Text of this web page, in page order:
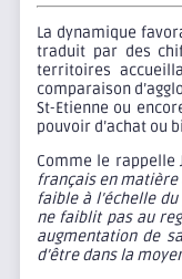
La dynamique
traduit par des
territoires
comparaison
St-Etienne ou
pouvoir d’achat ou
Comme le rappelle
français en matière
faible à l’échelle
ne faiblit pas au
augmentation de
d’être dans la